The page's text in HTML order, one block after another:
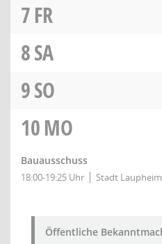
7FR
8SA
9SO
10MO
Bauausschuss
18:00-19:25 Uhr Stadt
Öffentliche